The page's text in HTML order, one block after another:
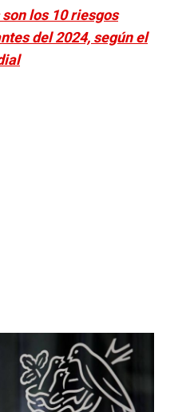
los 10 riesgos
del 2024, según el